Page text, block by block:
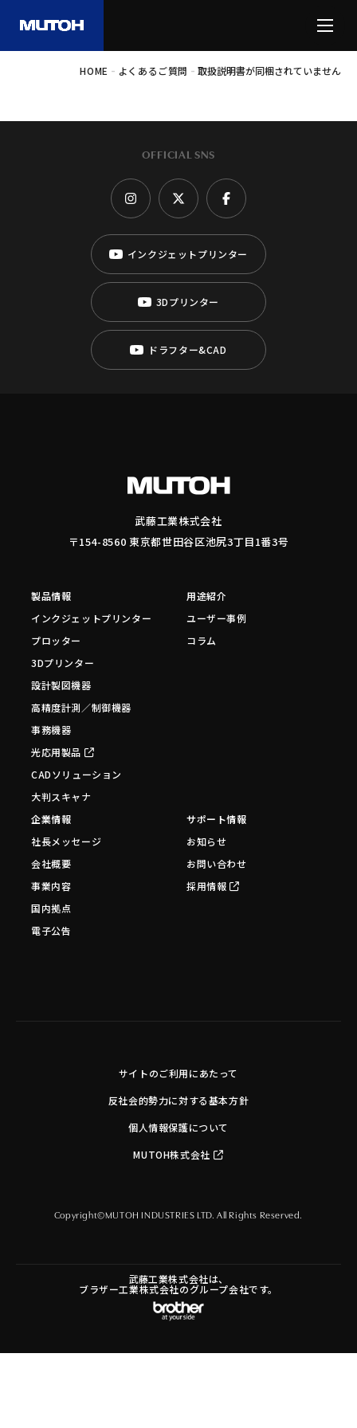
HOME - よくあるご質問 - 取扱説明書が同梱されていません
OFFICIAL SNS
インクジェットプリンター
3Dプリンター
ドラフター&CAD
武藤工業株式会社
〒154-8560 東京都世田谷区池尻3丁目1番3号
製品情報
インクジェットプリンター
プロッター
3Dプリンター
設計製図機器
高精度計測／制御機器
事務機器
光応用製品
CADソリューション
大判スキャナ
用途紹介
ユーザー事例
コラム
企業情報
社長メッセージ
会社概要
事業内容
国内拠点
電子公告
サポート情報
お知らせ
お問い合わせ
採用情報
サイトのご利用にあたって
反社会的勢力に対する基本方針
個人情報保護について
MUTOH株式会社
Copyright©MUTOH INDUSTRIES LTD. All Rights Reserved.
武藤工業株式会社は、
ブラザー工業株式会社のグループ会社です。